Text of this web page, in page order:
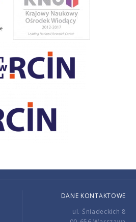
DANE KONTAKTOWE
ul. Śniadeckich 8